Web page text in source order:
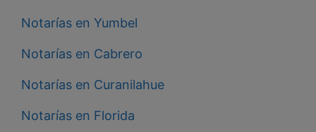
Notarías en Yumbel
Notarías en Cabrero
Notarías en Curanilahue
Notarías en Florida